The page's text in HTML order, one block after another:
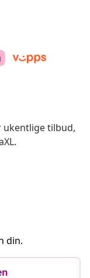
ukentlige tilbud,
din.